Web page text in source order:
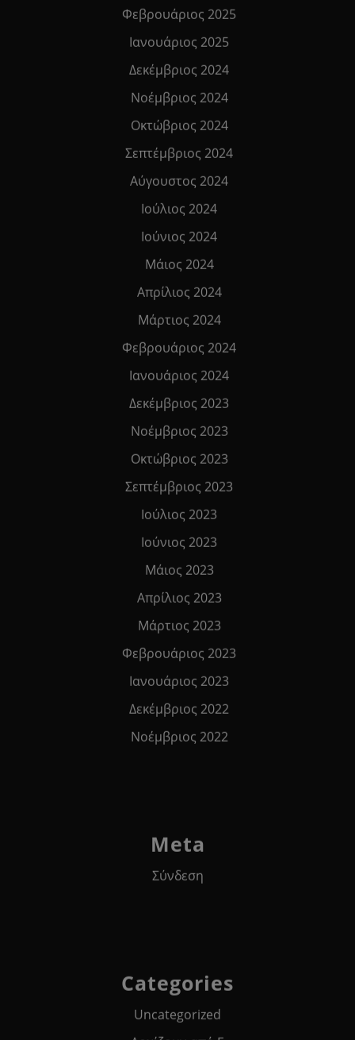
Φεβρουάριος 2025
Ιανουάριος 2025
Δεκέμβριος 2024
Νοέμβριος 2024
Οκτώβριος 2024
Σεπτέμβριος 2024
Αύγουστος 2024
Ιούλιος 2024
Ιούνιος 2024
Μάιος 2024
Απρίλιος 2024
Μάρτιος 2024
Φεβρουάριος 2024
Ιανουάριος 2024
Δεκέμβριος 2023
Νοέμβριος 2023
Οκτώβριος 2023
Σεπτέμβριος 2023
Ιούλιος 2023
Ιούνιος 2023
Μάιος 2023
Απρίλιος 2023
Μάρτιος 2023
Φεβρουάριος 2023
Ιανουάριος 2023
Δεκέμβριος 2022
Νοέμβριος 2022
Meta
Σύνδεση
Categories
Uncategorized